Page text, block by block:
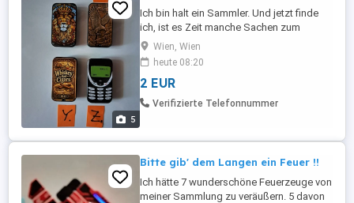
5
Ich bin halt ein Sammler. Und jetzt finde
ich, ist es Zeit manche Sachen zum
abgeben. Auf dieser Seite hätte ich
wunderschöne, interessante
ZÜNDHOLZSCHACHTELN, und
FEUERZEUGHÜLLEN. Verschiedene
Farben, Muster, Preise. (ab 2,50 ). Ich
Wien, Wien
heute 08:20
2 EUR
Verifizierte Telefonnummer
Bitte gib' dem Langen ein Feuer !!
Ich hätte 7 wunderschöne Feuerzeuge von
meiner Sammlung zu veräußern. 5 davon